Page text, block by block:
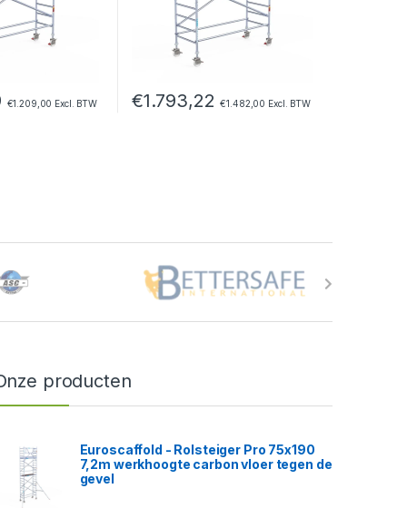
€1.209,00 Excl. BTW €1.793,22 €1.482,00 Excl. BTW
producten
Euroscaffold - Rolsteiger Pro 75x190
7,2m werkhoogte carbon vloer tegen de
gevel